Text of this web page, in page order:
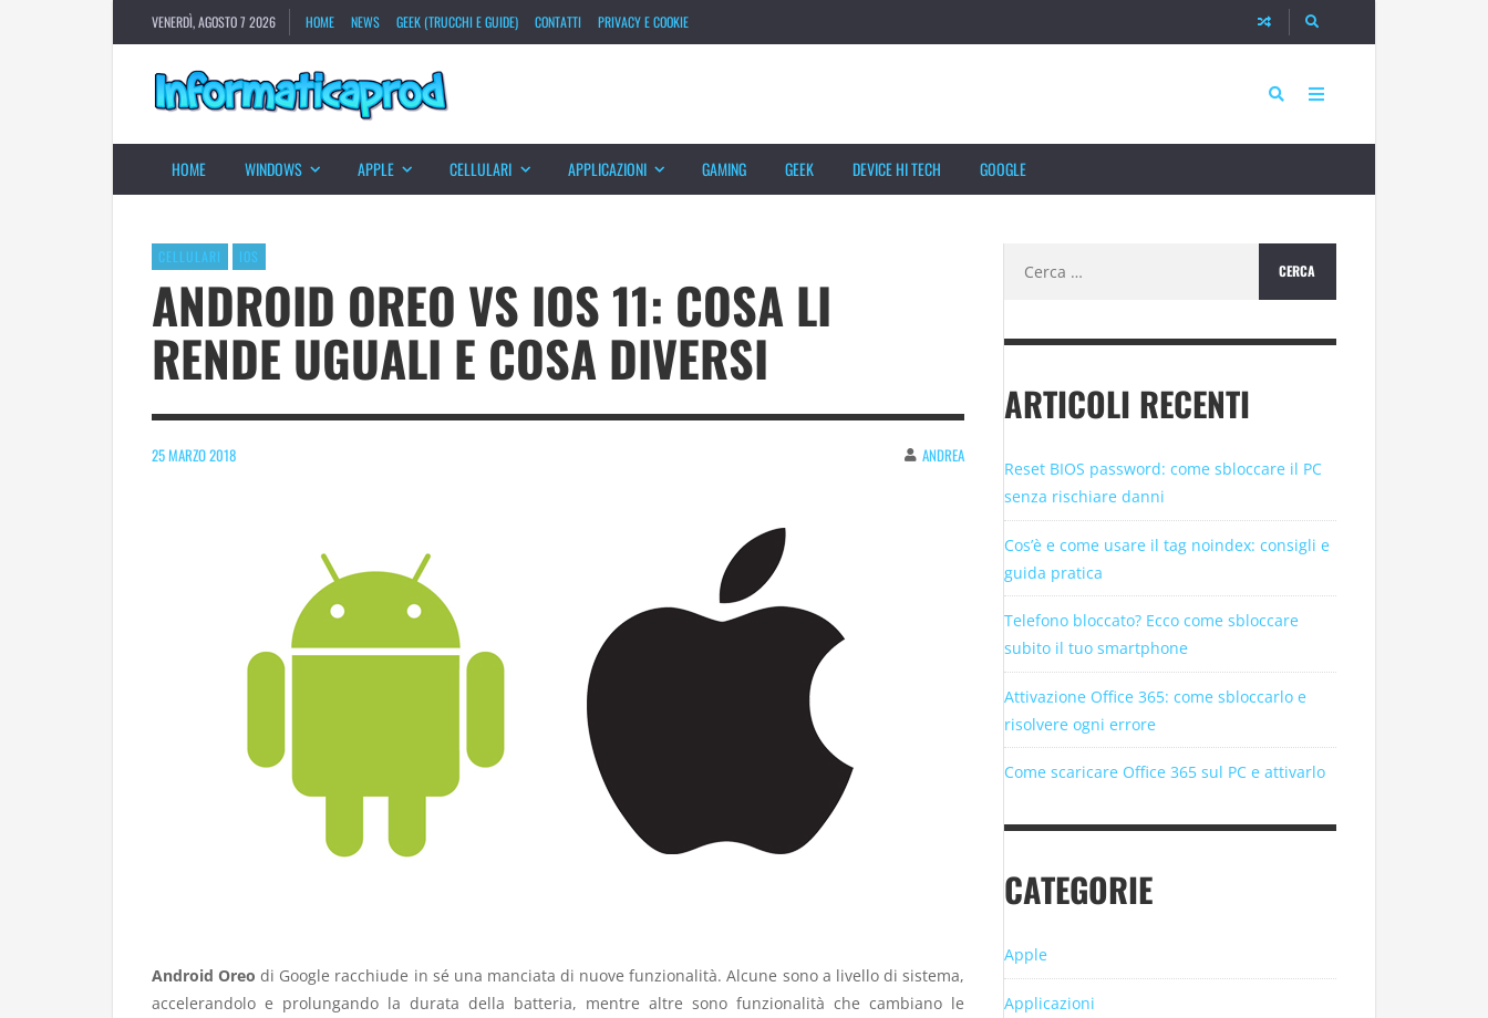
VENERDÌ, AGOSTO 7 2026 HOME NEWS GEEK (TRUCCHI E GUIDE) CONTATTI PRIVACY E COOKIE
HOME WINDOWS APPLE CELLULARI APPLICAZIONI GAMING GEEK DEVICE HI TECH GOOGLE
CELLULARI IOS
ANDROID OREO VS IOS 11: COSA LI
RENDE UGUALI E COSA DIVERSI
25 MARZO 2018 ANDREA
Android Oreo di Google racchiude in sé una manciata di nuove funzionalità. Alcune sono a livello di sistema,
accelerandolo e prolungando la durata della batteria, mentre altre sono funzionalità che cambiano le
per:
ARTICOLI RECENTI
Reset BIOS password: come sbloccare il PC
senza rischiare danni
Cos’è e come usare il tag noindex: consigli e
guida pratica
Telefono bloccato? Ecco come sbloccare
subito il tuo smartphone
Attivazione Office 365: come sbloccarlo e
risolvere ogni errore
Come scaricare Office 365 sul PC e attivarlo
CATEGORIE
Apple
Applicazioni